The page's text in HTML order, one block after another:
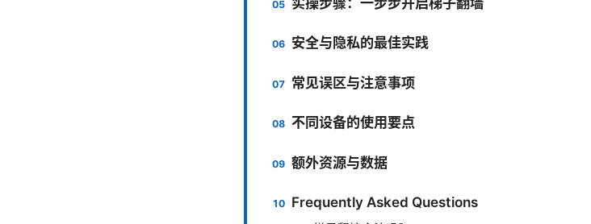
安全与隐私的最佳实践
常见误区与注意事项
不同设备的使用要点
额外资源与数据
Frequently Asked Questions